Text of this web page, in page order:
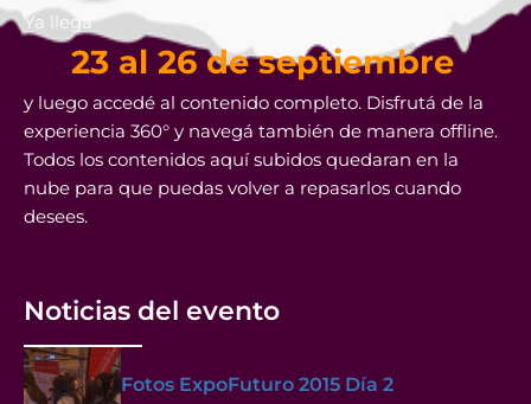
Ya llega
23 al 26 de septiembre
y luego accedé al contenido completo. Disfrutá de la
experiencia 360° y navegá también de manera offline.
Todos los contenidos aquí subidos quedaran en la
nube para que puedas volver a repasarlos cuando
desees.
Noticias del evento
Fotos ExpoFuturo 2015 Día 2